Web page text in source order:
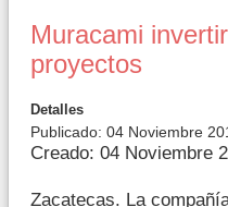
Muracami
proyectos
Detalles
Publicado: 04 Noviembre
Creado: 04 Noviembre
Zacatecas. La